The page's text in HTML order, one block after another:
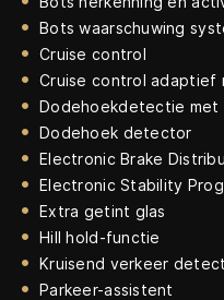
Bots waarschuwing
Cruise control
Cruise control adaptief
Dodehoekdetectie met
Dodehoek detector
Electronic Brake
Electronic Stability
Extra getint glas
Hill hold-functie
Kruisend verkeer
Parkeer-assistent